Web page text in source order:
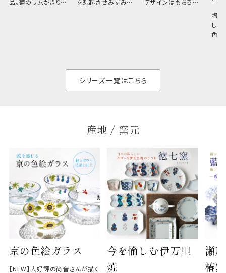
陶器
しい
色の
シリーズ一覧はこちら
産地 / 窯元
京の色絵ガラス
【NEW】大好評の尚音さんが描く
今を愉しむ伊万里
焼
瀬
椿窯